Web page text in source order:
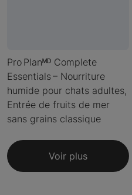
Pro Planᴹᴰ Complete
Essentials – Nourriture
humide pour chats adultes,
Entrée de fruits de mer
sans grains classique
Voir plus